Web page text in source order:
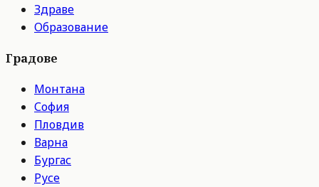
Здраве
Образование
Градове
Монтана
София
Пловдив
Варна
Бургас
Русе